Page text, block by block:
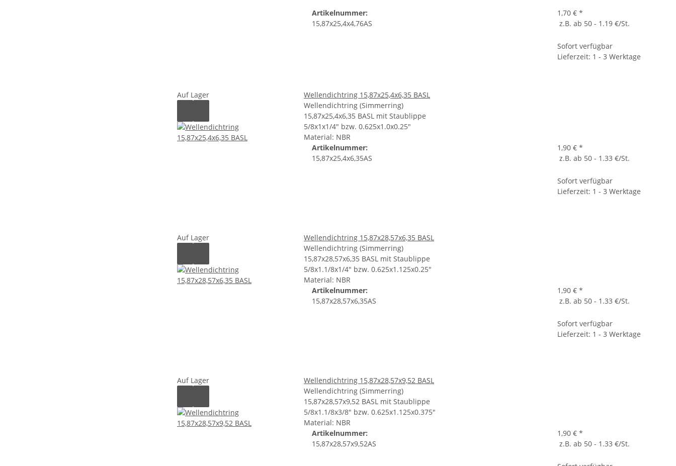
Artikelnummer:
15,87x25,4x4,76AS
1,70 € *
z.B. ab 50 - 1.19 €/St.
Sofort verfügbar
Lieferzeit: 1 - 3 Werktage
Auf Lager
Wellendichtring 15,87x25,4x6,35 BASL
Wellendichtring (Simmerring)
15,87x25,4x6,35 BASL mit Staublippe
5/8x1x1/4" bzw. 0.625x1.0x0.25"
Material: NBR
Artikelnummer:
15,87x25,4x6,35AS
1,90 € *
z.B. ab 50 - 1.33 €/St.
Sofort verfügbar
Lieferzeit: 1 - 3 Werktage
Auf Lager
Wellendichtring 15,87x28,57x6,35 BASL
Wellendichtring (Simmerring)
15,87x28,57x6,35 BASL mit Staublippe
5/8x1.1/8x1/4" bzw. 0.625x1.125x0.25"
Material: NBR
Artikelnummer:
15,87x28,57x6,35AS
1,90 € *
z.B. ab 50 - 1.33 €/St.
Sofort verfügbar
Lieferzeit: 1 - 3 Werktage
Auf Lager
Wellendichtring 15,87x28,57x9,52 BASL
Wellendichtring (Simmerring)
15,87x28,57x9,52 BASL mit Staublippe
5/8x1.1/8x3/8" bzw. 0.625x1.125x0.375"
Material: NBR
Artikelnummer:
15,87x28,57x9,52AS
1,90 € *
z.B. ab 50 - 1.33 €/St.